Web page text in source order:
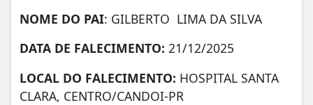
NOME DO PAI: GILBERTO LIMA DA SILVA
DATA DE FALECIMENTO: 21/12/2025
LOCAL DO FALECIMENTO: HOSPITAL SANTA
CLARA, CENTRO/CANDOI-PR